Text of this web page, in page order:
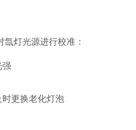
灯光源进行校准：
强
更换老化灯泡